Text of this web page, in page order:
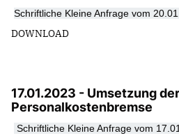
Schriftliche Kleine Anfrage vom
DOWNLOAD
17.01.2023 - Umsetzung der
Personalkostenbremse
Schriftliche Kleine Anfrage vom